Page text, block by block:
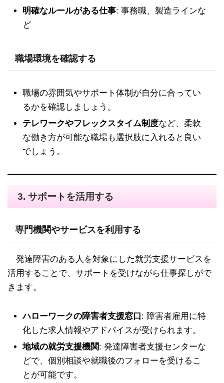
明確なルールがある仕事: 事務職、製造ラインな
ど
職場環境を確認する
職場の雰囲気やサポート体制が自分に合ってい
るかを確認しましょう。
テレワークやフレックスタイム制度など、柔軟
な働き方が可能な職場も選択肢に入れると良い
でしょう。
3. サポートを活用する
専門機関やサービスを利用する
発達障害のある人を対象にした就労支援サービスを
活用することで、サポートを受けながら仕事探しがで
きます。
ハローワークの障害者支援窓口 : 障害者雇用に特
化した求人情報やアドバイスが受けられます。
地域の就労支援機関: 発達障害者支援センターな
どで、個別相談や就職後のフォローを受けるこ
とが可能です。